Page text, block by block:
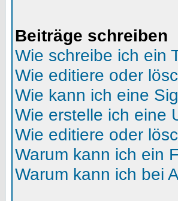
Beiträge schreiben
Wie schreibe ich ein
Wie editiere oder
Wie kann ich eine
Wie erstelle ich eine
Wie editiere oder
Warum kann ich ein
Warum kann ich bei